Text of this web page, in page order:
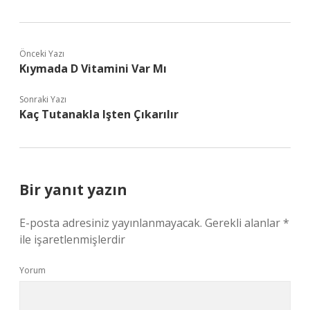
Önceki Yazı
Kıymada D Vitamini Var Mı
Sonraki Yazı
Kaç Tutanakla Işten Çıkarılır
Bir yanıt yazın
E-posta adresiniz yayınlanmayacak. Gerekli alanlar*
ile işaretlenmişlerdir
Yorum